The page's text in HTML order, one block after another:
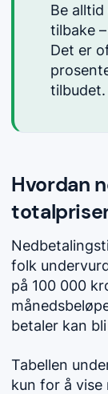
Be
tilbake
Det er
tilbudet.
Hvordan
folk
på 100 000
betaler kan
Tabellen
kun for å vise